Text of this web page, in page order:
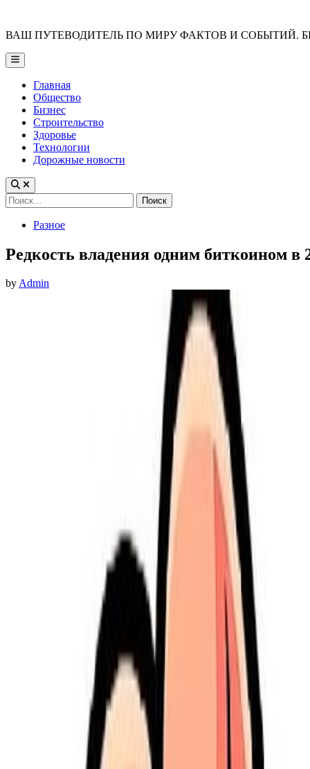
content
ВАШ ПУТЕВОДИТЕЛЬ ПО МИРУ ФАКТОВ И СОБЫТИЙ.
Main
Menu
Главная
Общество
Бизнес
Строительство
Здоровье
Технологии
Дорожные новости
Найти:
PostedРазное
Редкость владения одним биткоином в
byAdmin